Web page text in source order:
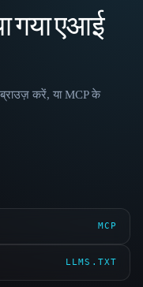
गया एआई
करें, या MCP के
MCP
LLMS.TXT